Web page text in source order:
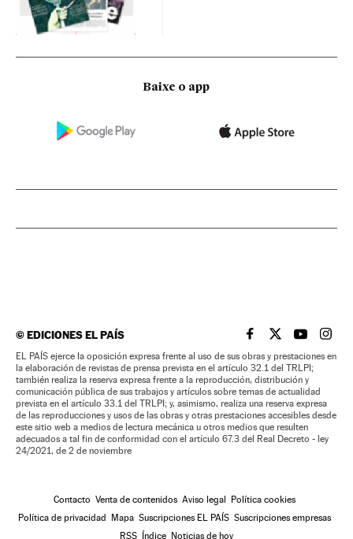
Baixe o app
©EDICIONES EL PAÍS EL PAÍS BRASIL EN
EL PAÍSEL PAÍS
EL
EL PAÍS ejerce la oposición expresa frente al uso de sus obras y prestaciones en
la elaboración de revistas de prensa prevista en el artículo 32.1 del TRLPI;
también realiza la reserva expresa frente a la reproducción, distribución y
comunicación pública de sus trabajos y artículos sobre temas de actualidad
prevista en el artículo 33.1 del TRLPI; y, asimismo, realiza una reserva expresa
de las reproducciones y usos de las obras y otras prestaciones accesibles desde
este sitio web a medios de lectura mecánica u otros medios que resulten
adecuados a tal fin de conformidad con el artículo 67.3 del Real Decreto - ley
24/2021, de 2 de noviembre
Contacto Venta de contenidos Aviso legal Política cookies
Política de privacidad Mapa Suscripciones EL PAÍS Suscripciones empresas
RSS Índice Noticias de hoy